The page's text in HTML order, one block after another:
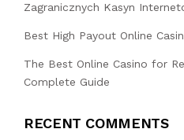
Zagranicznych Kasyn
Best High Payout Online
The Best Online Casino for
Complete Guide
RECENT COMMENTS